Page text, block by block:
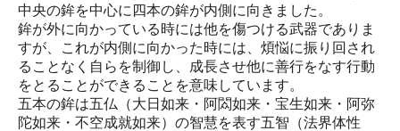
中央の鉾を中心に四本の鉾が内側に向きました。
鉾が外に向かっている時には他を傷つける武器でありま
すが、これが内側に向かった時には、煩悩に振り回され
ることなく自らを制御し、成長させ他に善行をなす行動
をとることができることを意味しています。
五本の鉾は五仏（大日如来・阿閦如来・宝生如来・阿弥
陀如来・不空成就如来）の智慧を表す五智（法界体性